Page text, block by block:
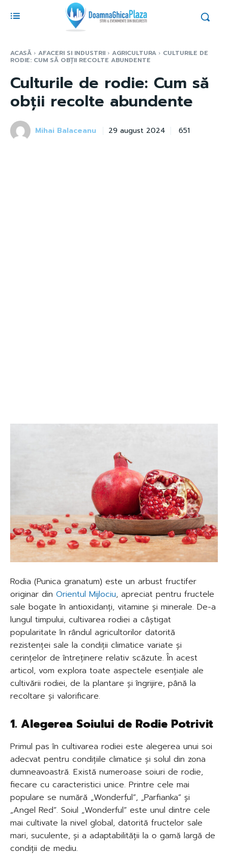
ACASĂ AFACERI SI INDUSTRII AGRICULTURA CULTURILE DE
RODIE: CUM SĂ OBȚII RECOLTE ABUNDENTE
Culturile de rodie: Cum să
obții recolte abundente
Mihai Balaceanu 29 august 2024 651
Rodia (Punica granatum) este un arbust fructifer
originar din Orientul Mijlociu, apreciat pentru fructele
sale bogate în antioxidanți, vitamine și minerale. De-a
lungul timpului, cultivarea rodiei a câștigat
popularitate în rândul agricultorilor datorită
rezistenței sale la condiții climatice variate și
cerințelor de întreținere relativ scăzute. În acest
articol, vom explora toate aspectele esențiale ale
cultivării rodiei, de la plantare și îngrijire, până la
recoltare și valorificare.
1. Alegerea Soiului de Rodie Potrivit
Primul pas în cultivarea rodiei este alegerea unui soi
adecvat pentru condițiile climatice și solul din zona
dumneavoastră. Există numeroase soiuri de rodie,
fiecare cu caracteristici unice. Printre cele mai
populare se numără „Wonderful”, „Parfianka” și
„Angel Red”. Soiul „Wonderful” este unul dintre cele
mai cultivate la nivel global, datorită fructelor sale
mari, suculente, și a adaptabilității la o gamă largă de
condiții de mediu.